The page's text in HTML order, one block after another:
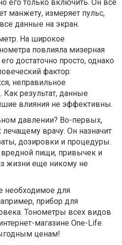
его только включить. Он все
манжету, измеряет пульс,
данные на экран.
На широкое
повлияла мизерная
достаточно просто, однако
фактор:
неправильное
Как результат, данные
влияния не эффективны.
давлении? Во-первых,
лечащему врачу. Он назначит
дозировки и процедуры.
вредной пищи, привычек и
жизни еще никому не
необходимое для
прибор для
Тонометры всех видов
магазине One-Life.
ценам!